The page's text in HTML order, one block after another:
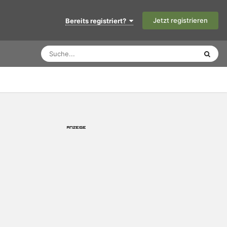
Bereits registriert? Jetzt registrieren